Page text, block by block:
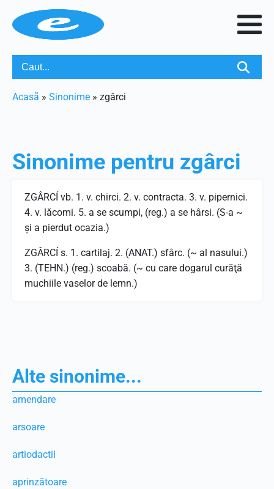
Acasã » Sinonime » zgârci
Sinonime pentru zgârci
ZGÂRCÍ vb. 1. v. chirci. 2. v. contracta. 3. v. pipernici.
4. v. lăcomi. 5. a se scumpi, (reg.) a se hârsi. (S-a ~
şi a pierdut ocazia.)
ZGÂRCÍ s. 1. cartilaj. 2. (ANAT.) sfârc. (~ al nasului.)
3. (TEHN.) (reg.) scoabă. (~ cu care dogarul curăţă
muchiile vaselor de lemn.)
Alte sinonime...
amendare
arsoare
artiodactil
aprinzătoare